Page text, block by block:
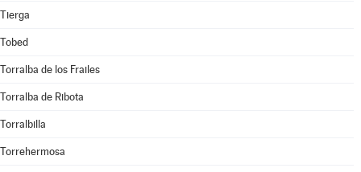
Tierga
Tobed
Torralba de los Frailes
Torralba de Ribota
Torralbilla
Torrehermosa